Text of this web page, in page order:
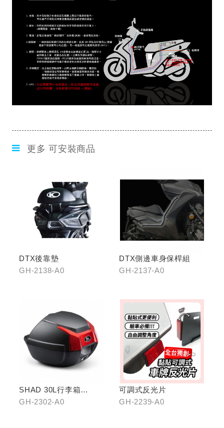
更多 可安裝商品
DTX後靠墊
GH-2138-A0
DTX側邊車身保桿組
GH-2137-A0
SHAD 30L行李箱
(KYMCO專屬款)
GH-2302-A0
可調式反光片
GH-2239-A0